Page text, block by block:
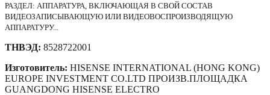
РАЗДЕЛ: АППАРАТУРА, ВКЛЮЧАЮЩАЯ В СВОЙ СОСТАВ
ВИДЕОЗАПИСЫВАЮЩУЮ ИЛИ ВИДЕОВОСПРОИЗВОДЯЩУЮ
АППАРАТУРУ...
ТНВЭД: 8528722001
Изготовитель: HISENSE INTERNATIONAL (HONG KONG)
EUROPE INVESTMENT CO.LTD ПРОИЗВ.ПЛОЩАДКА
GUANGDONG HISENSE ELECTRO